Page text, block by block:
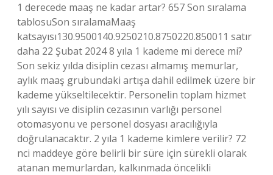
1 derecede maaş ne kadar artar? 657 Son sıralama
tablosuSon sıralamaMaaş
katsayısı130.9500140.9250210.8750220.850011 satır
daha 22 Şubat 2024 8 yıla 1 kademe mi derece mi?
Son sekiz yılda disiplin cezası almamış memurlar,
aylık maaş grubundaki artışa dahil edilmek üzere bir
kademe yükseltilecektir. Personelin toplam hizmet
yılı sayısı ve disiplin cezasının varlığı personel
otomasyonu ve personel dosyası aracılığıyla
doğrulanacaktır. 2 yıla 1 kademe kimlere verilir? 72
nci maddeye göre belirli bir süre için sürekli olarak
atanan memurlardan, kalkınmada öncelikli